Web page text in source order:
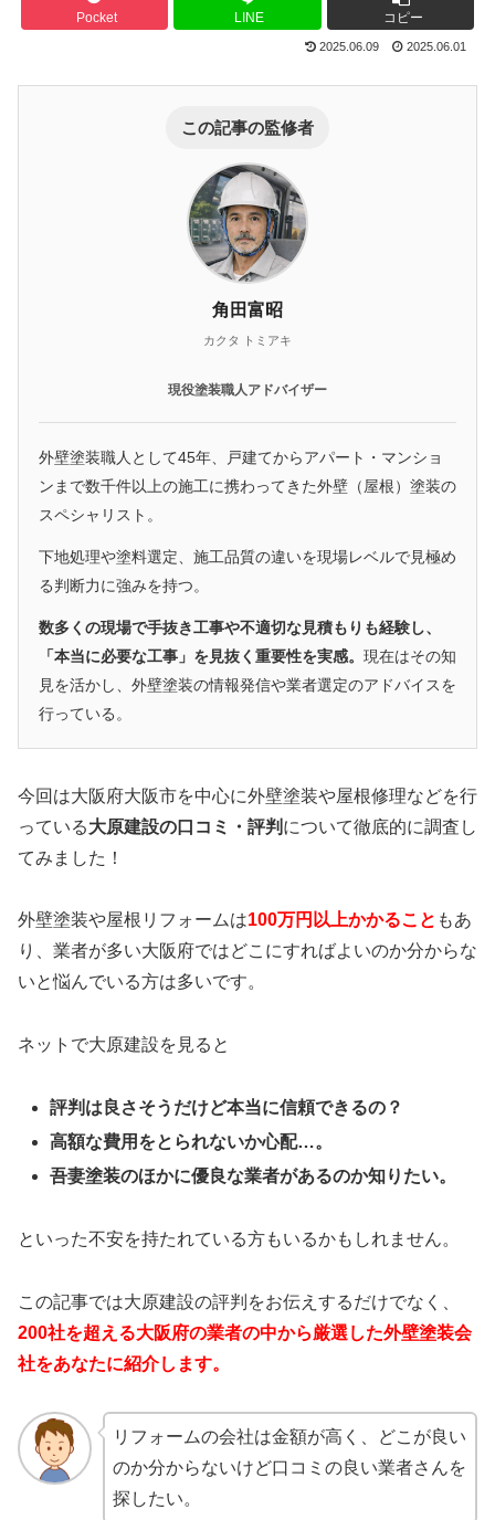
Pocket LINE コピー
2025.06.09 2025.06.01
この記事の監修者
角田富昭
カクタ トミアキ
現役塗装職人アドバイザー
外壁塗装職人として45年、戸建てからアパート・マンショ
ンまで数千件以上の施工に携わってきた外壁（屋根）塗装の
スペシャリスト。
下地処理や塗料選定、施工品質の違いを現場レベルで見極め
る判断力に強みを持つ。
数多くの現場で手抜き工事や不適切な見積もりも経験し、
「本当に必要な工事」を見抜く重要性を実感。 現在はその知
見を活かし、外壁塗装の情報発信や業者選定のアドバイスを
行っている。
今回は大阪府大阪市を中心に外壁塗装や屋根修理などを行
っている大原建設の口コミ・評判 について徹底的に調査し
てみました！
外壁塗装や屋根リフォームは100万円以上かかること もあ
り、業者が多い大阪府ではどこにすればよいのか分からな
いと悩んでいる方は多いです。
ネットで大原建設を見ると
評判は良さそうだけど本当に信頼できるの？
高額な費用をとられないか心配…。
吾妻塗装のほかに優良な業者があるのか知りたい。
といった不安を持たれている方もいるかもしれません。
この記事では大原建設の評判をお伝えするだけでなく、
200社を超える大阪府の業者の中から厳選した外壁塗装会
社をあなたに紹介します。
リフォームの会社は金額が高く、どこが良い
のか分からないけど口コミの良い業者さんを
探したい。